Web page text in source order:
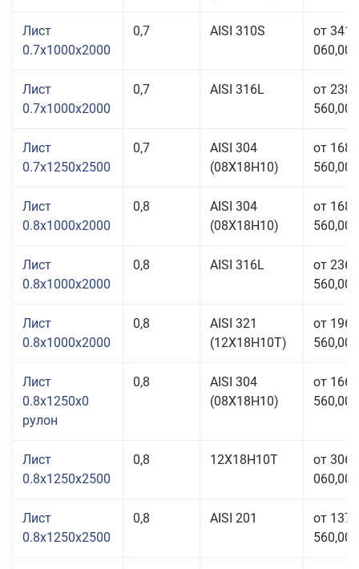
Лист
0.7x1000x2000
0,7 AISI 310S
от 341
060,00
Лист
0.7x1000x2000
0,7 AISI 316L
от 238
560,00
Лист
0.7x1250x2500
0,7
AISI 304
(08Х18Н10)
от 168
560,00
Лист
0.8x1000x2000
0,8
AISI 304
(08Х18Н10)
от 168
560,00
Лист
0.8x1000x2000
0,8 AISI 316L
от 236
560,00
Лист
0.8x1000x2000
0,8
AISI 321
(12Х18Н10Т)
от 196
560,00
Лист
0.8x1250x0
рулон
0,8
AISI 304
(08Х18Н10)
от 166
560,00
Лист
0.8x1250x2500
0,8 12Х18Н10Т
от 306
060,00
Лист
0.8x1250x2500
0,8 AISI 201
от 137
560,00